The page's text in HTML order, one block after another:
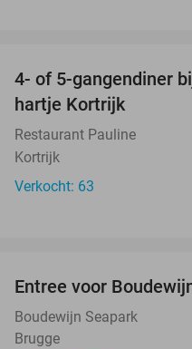
4- of 5-gangendiner
hartje Kortrijk
Restaurant Pauline
Kortrijk
Verkocht: 63
Entree voor
Boudewijn Seapark
Brugge